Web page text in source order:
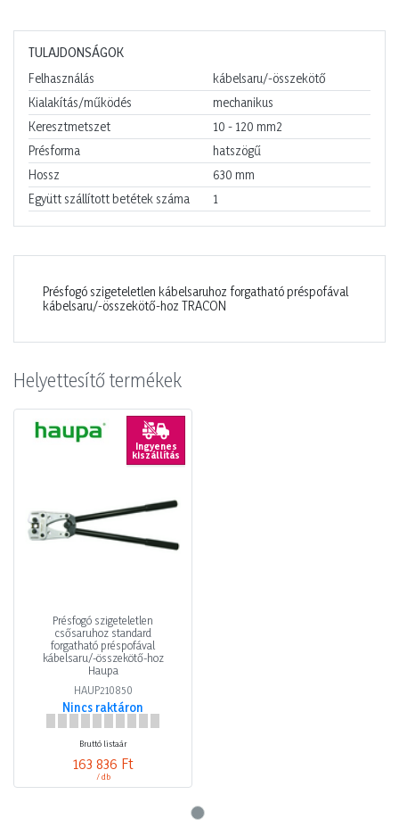
TULAJDONSÁGOK
Felhasználás
kábelsaru/-összekötő
Kialakítás/működés
mechanikus
Keresztmetszet
10 - 120 mm2
Présforma
hatszögű
Hossz
630 mm
Együtt szállított betétek száma
1
Présfogó szigeteletlen kábelsaruhoz forgatható préspofával
kábelsaru/-összekötő-hoz TRACON
Helyettesítő termékek
Ingyenes
kiszállítás
Présfogó szigeteletlen
csősaruhoz standard
forgatható préspofával
kábelsaru/-összekötő-hoz
Haupa
HAUP210850
Nincs raktáron
Bruttó listaár
163 836 Ft
/ db